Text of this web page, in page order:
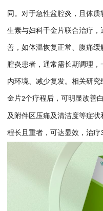
同。对于急性盆腔炎，且体
生素与妇科千金片联合治疗
善，如体温恢复正常、腹痛
腔炎患者，通常需长期调理
内环境、减少复发。 相关研究
金片2个疗程后，可明显改善
及附件区压痛及清洁度等症
程长且重者，可达显效，治疗